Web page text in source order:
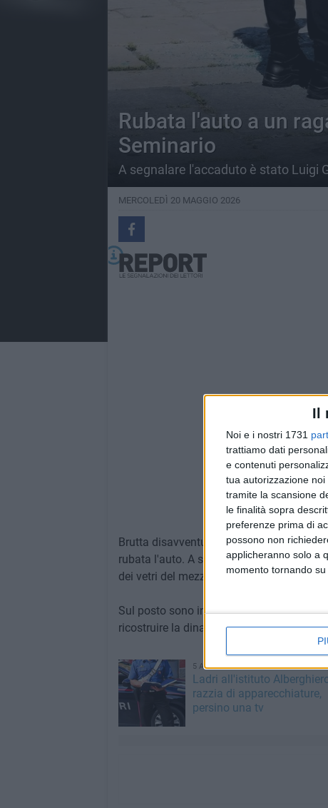
Il
Noi e i nostri 1731
trattiamo dati
e contenuti
tua autorizzazione
tramite la scansione
le finalità sopra
preferenze prima di
possono non
applicheranno solo a
momento tornando
Rubata l'auto a un
Seminario
A segnalare l'accaduto è stato Luigi
MERCOLEDÌ 20 MAGGIO 2026
Powered
Brutta disavventura questa notte a
rubata l'auto. A segnalare l'accaduto è
dei vetri del mezzo, finiti in frantumi
Sul posto sono intervenute le Forze
ricostruire la dinamica dell'episodio e
5 AGOSTO 2026
Ladri all'istituto
razzia di apparecchiature,
persino una tv